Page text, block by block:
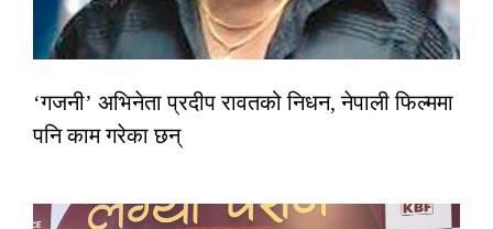
‘गजनी’ अभिनेता प्रदीप रावतको निधन, नेपाली फिल्ममा
पनि काम गरेका छन्